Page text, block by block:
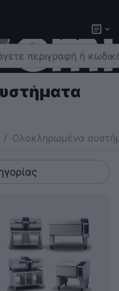
/ Ολοκληρωμένα